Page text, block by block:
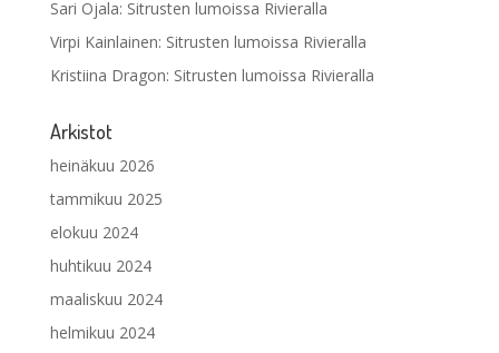
Sari Ojala: Sitrusten lumoissa Rivieralla
Virpi Kainlainen: Sitrusten lumoissa Rivieralla
Kristiina Dragon: Sitrusten lumoissa Rivieralla
Arkistot
heinäkuu 2026
tammikuu 2025
elokuu 2024
huhtikuu 2024
maaliskuu 2024
helmikuu 2024